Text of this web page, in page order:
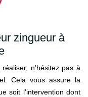
zingueur à
n’hésitez pas à
Cela vous assure la
soit l’intervention dont